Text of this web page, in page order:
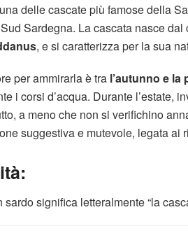
delle cascate più famose della
Sardegna. La cascata nasce dal
, e si caratterizza per la sua
per ammirarla è tra l’autunno e la
i corsi d’acqua. Durante l’estate,
a meno che non si verifichino
suggestiva e mutevole, legata ai
sardo significa letteralmente “la